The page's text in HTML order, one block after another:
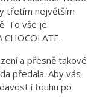
třetím největším
To vše je
a přesně takové
předala. Aby vás
i touhu po